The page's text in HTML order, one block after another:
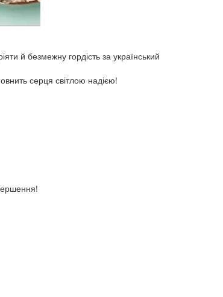
й безмежну гордість за український
серця світлою надією!